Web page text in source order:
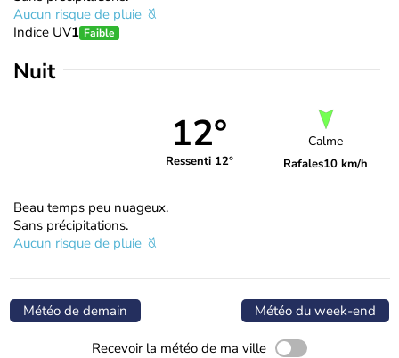
Aucun risque de pluie
Indice UV1 Faible
Nuit
12°
Ressenti 12°
Calme
Rafales10 km/h
Beau temps peu nuageux.
Sans précipitations.
Aucun risque de pluie
Météo de demain Météo du week-end
Recevoir la météo de ma ville